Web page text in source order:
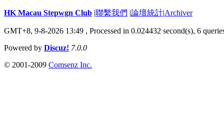
HK Macau Stepwgn Club |聯繫我們 |論壇統計|Archiver
GMT+8, 9-8-2026 13:49 , Processed in 0.024432 second(s), 6
Powered by Discuz! 7.0.0
© 2001-2009 Comsenz Inc.